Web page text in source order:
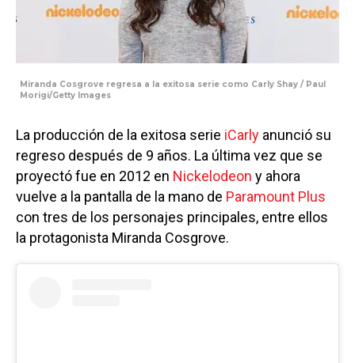
Miranda Cosgrove regresa a la exitosa serie como Carly Shay / Paul
Morigi/Getty Images
La producción de la exitosa serie iCarly anunció su
regreso después de 9 años. La última vez que se
proyectó fue en 2012 en Nickelodeon y ahora
vuelve a la pantalla de la mano de Paramount Plus
con tres de los personajes principales, entre ellos
la protagonista Miranda Cosgrove.